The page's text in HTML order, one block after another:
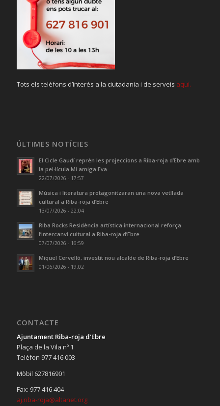
Tots els teléfons d’interés a la ciutadania i de serveis aquí.
ÚLTIMES NOTÍCIES
El Cicle Gaudí reprèn les projeccions a Riba-roja d’Ebre amb
la pel·lícula Mi amiga Eva
22/07/2026 - 17:57
Música i literatura protagonitzaran una nova vetllada
cultural a Riba-roja d’Ebre
13/07/2026 - 22:04
Riba Rocks Residència artística internacional reforça
l’intercanvi cultural a Riba-roja d’Ebre
07/07/2026 - 16:59
Miquel Cervelló, investit nou alcalde de Riba-roja d’Ebre
01/06/2026 - 19:02
CONTACTE
Ajuntament Riba-roja d’Ebre
Plaça de la Vila nº 1
Telèfon 977 416 003
Mòbil 627816901
Fax: 977 416 404
aj.riba-roja@altanet.org